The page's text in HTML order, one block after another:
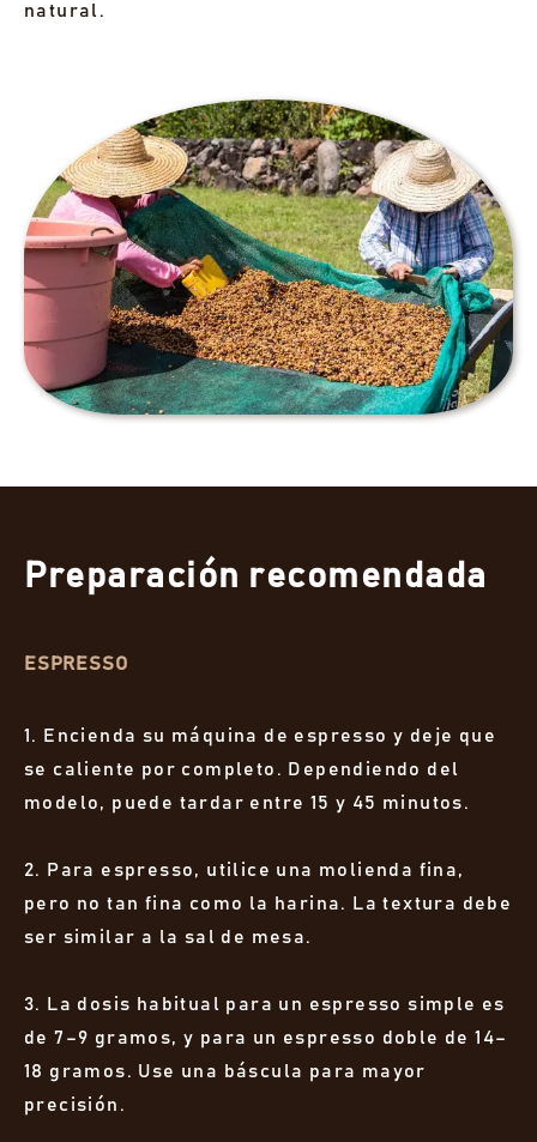
natural.
Preparación recomendada
ESPRESSO
1. Encienda su máquina de espresso y deje que
se caliente por completo. Dependiendo del
modelo, puede tardar entre 15 y 45 minutos.
2. Para espresso, utilice una molienda fina,
pero no tan fina como la harina. La textura debe
ser similar a la sal de mesa.
3. La dosis habitual para un espresso simple es
de 7–9 gramos, y para un espresso doble de 14–
18 gramos. Use una báscula para mayor
precisión.